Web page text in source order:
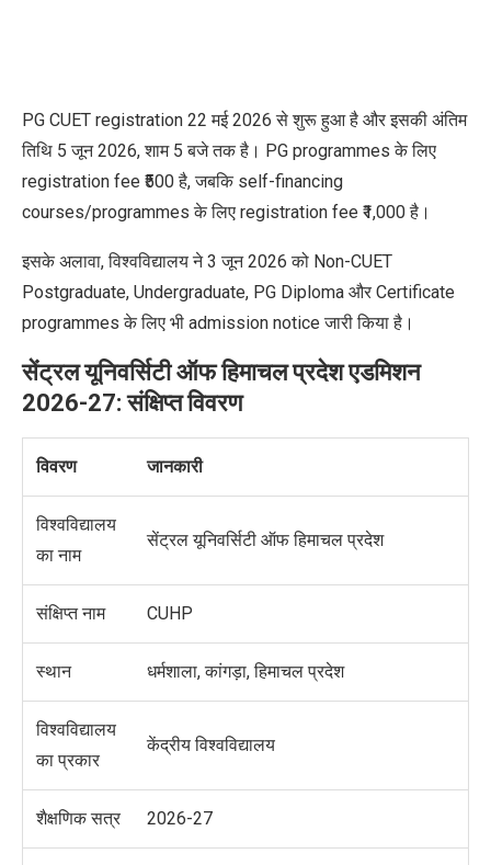
PG CUET registration 22 मई 2026 से शुरू हुआ है और इसकी अंतिम
तिथि 5 जून 2026, शाम 5 बजे तक है। PG programmes के लिए
registration fee ₹500 है, जबकि self-financing
courses/programmes के लिए registration fee ₹1,000 है।
इसके अलावा, विश्वविद्यालय ने 3 जून 2026 को Non-CUET
Postgraduate, Undergraduate, PG Diploma और Certificate
programmes के लिए भी admission notice जारी किया है।
सेंट्रल यूनिवर्सिटी ऑफ हिमाचल प्रदेश एडमिशन
2026-27: संक्षिप्त विवरण
विवरण जानकारी
विश्वविद्यालय
का नाम
सेंट्रल यूनिवर्सिटी ऑफ हिमाचल प्रदेश
संक्षिप्त नाम CUHP
स्थान धर्मशाला, कांगड़ा, हिमाचल प्रदेश
विश्वविद्यालय
का प्रकार
केंद्रीय विश्वविद्यालय
शैक्षणिक सत्र 2026-27